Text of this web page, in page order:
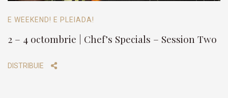
E WEEKEND! E PLEIADA!
2 – 4 octombrie | Chef’s Specials – Session Two
DISTRIBUIE